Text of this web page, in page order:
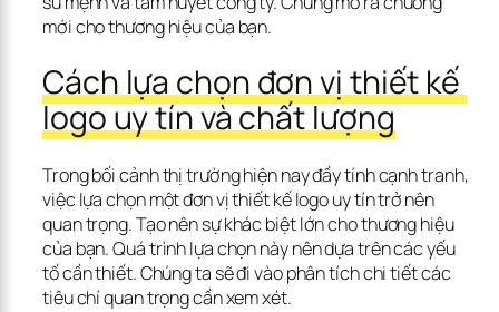
mới cho thương hiệu của bạn.
Cách lựa chọn đơn vị thiết kế
logo uy tín và chất lượng
Trong bối cảnh thị trường hiện nay đầy tính cạnh tranh,
việc lựa chọn một đơn vị thiết kế logo uy tín trở nên
quan trọng. Tạo nên sự khác biệt lớn cho thương hiệu
của bạn. Quá trình lựa chọn này nên dựa trên các yếu
tố cần thiết. Chúng ta sẽ đi vào phân tích chi tiết các
tiêu chí quan trọng cần xem xét.